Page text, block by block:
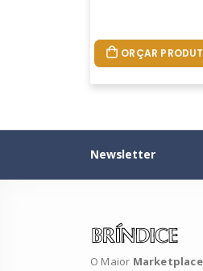
ORÇAR
Newsletter
O Maior Marketplace